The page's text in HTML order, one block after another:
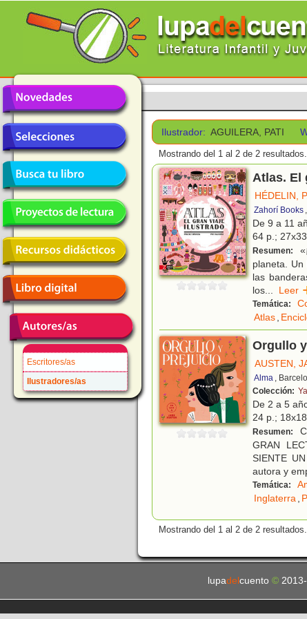
Escritores/as
Ilustradores/as
Ilustrador: AGUILERA, PATI
Mostrando del 1 al 2 de 2 resultados.
Atlas. El
HÉDELIN,
Zahorí Books
De 9 a 11
64 p.;
Resumen:
planeta.
las
los...
Temática:
Atlas,
Orgullo
AUSTEN,
Alma ,
Colección:
De 2 a 5
24 p.;
Resumen:
GRAN
SIENTE
autora y
Temática:
Inglaterra,
Mostrando del 1 al 2 de 2 resultados.
lupadel cuento ©